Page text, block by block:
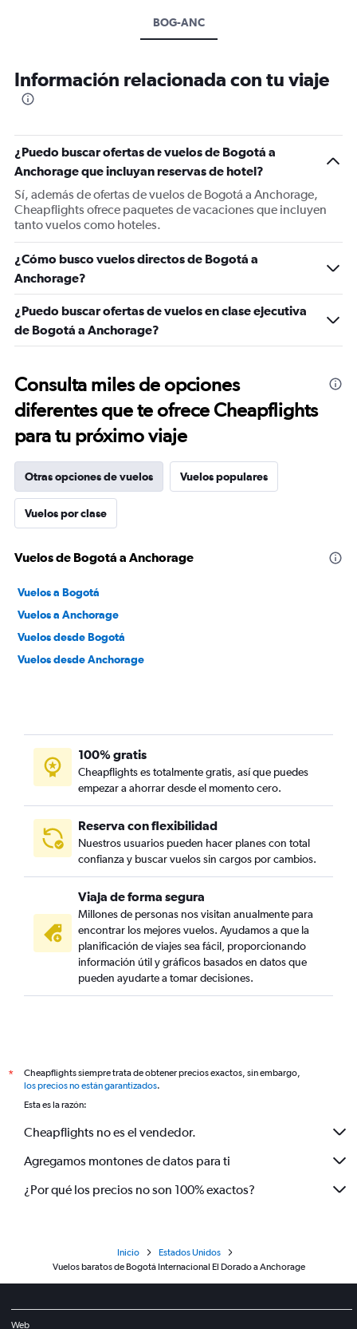
BOG-ANC
Información relacionada con tu viaje
¿Puedo buscar ofertas de vuelos de Bogotá a
Anchorage que incluyan reservas de hotel?
Sí, además de ofertas de vuelos de Bogotá a Anchorage,
Cheapflights ofrece paquetes de vacaciones que incluyen
tanto vuelos como hoteles.
¿Cómo busco vuelos directos de Bogotá a
Anchorage?
¿Puedo buscar ofertas de vuelos en clase ejecutiva
de Bogotá a Anchorage?
Consulta miles de opciones
diferentes que te ofrece Cheapflights
para tu próximo viaje
Otras opciones de vuelos Vuelos populares
Vuelos por clase
Vuelos de Bogotá a Anchorage
Vuelos a Bogotá
Vuelos a Anchorage
Vuelos desde Bogotá
Vuelos desde Anchorage
100% gratis
Cheapflights es totalmente gratis, así que puedes
empezar a ahorrar desde el momento cero.
Reserva con flexibilidad
Nuestros usuarios pueden hacer planes con total
confianza y buscar vuelos sin cargos por cambios.
Viaja de forma segura
Millones de personas nos visitan anualmente para
encontrar los mejores vuelos. Ayudamos a que la
planificación de viajes sea fácil, proporcionando
información útil y gráficos basados en datos que
pueden ayudarte a tomar decisiones.
*
Cheapflights siempre trata de obtener precios exactos, sin embargo,
los precios no están garantizados.
Esta es la razón:
Cheapflights no es el vendedor.
Agregamos montones de datos para ti
¿Por qué los precios no son 100% exactos?
Inicio
Estados Unidos
Vuelos baratos de Bogotá Internacional El Dorado a Anchorage
Web